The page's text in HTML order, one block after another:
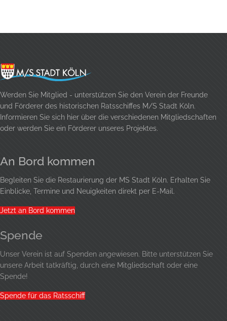
Werden Sie Mitglied - unterstützen Sie den Verein der Freunde
und Förderer des historischen Ratsschiffes M/S Stadt Köln.
Informieren Sie sich hier über die verschiedenen Mitgliedschaften
oder werden Sie ein Förderer unseres Projektes.
An Bord kommen
Begleiten Sie die Restaurierung der MS Stadt Köln. Erhalten Sie
Einblicke, Termine und Neuigkeiten direkt per E-Mail.
Jetzt an Bord kommen
Spende
Unser Verein ist auf Spenden angewiesen. Bitte unterstützen Sie
unsere Arbeit tatkräftig, durch eine Mitgliedschaft oder eine
Spende!
Spende für das Ratsschiff